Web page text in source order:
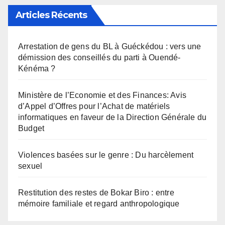
Articles Récents
Arrestation de gens du BL à Guéckédou : vers une
démission des conseillés du parti à Ouendé-
Kénéma ?
Ministère de l’Economie et des Finances: Avis
d’Appel d’Offres pour l’Achat de matériels
informatiques en faveur de la Direction Générale du
Budget
Violences basées sur le genre : Du harcèlement
sexuel
Restitution des restes de Bokar Biro : entre
mémoire familiale et regard anthropologique